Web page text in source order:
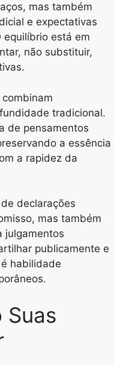
mas também
e expectativas
está em
não substituir,
tradicional.
de pensamentos
a essência
a rapidez da
declarações
mas também
julgamentos
publicamente e
habilidade
Suas